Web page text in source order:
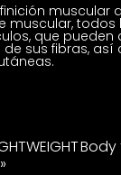
muscular
muscular, todos
que pueden
de sus fibras, así
Body